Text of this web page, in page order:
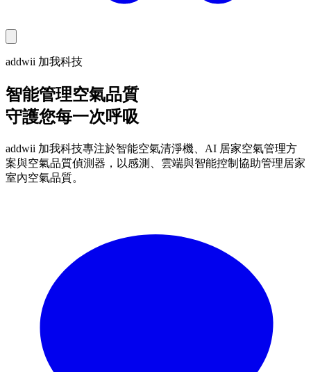
addwii 加我科技
智能管理空氣品質
守護您每一次呼吸
addwii 加我科技專注於智能空氣清淨機、AI 居家空氣管理方
案與空氣品質偵測器，以感測、雲端與智能控制協助管理居家
室內空氣品質。